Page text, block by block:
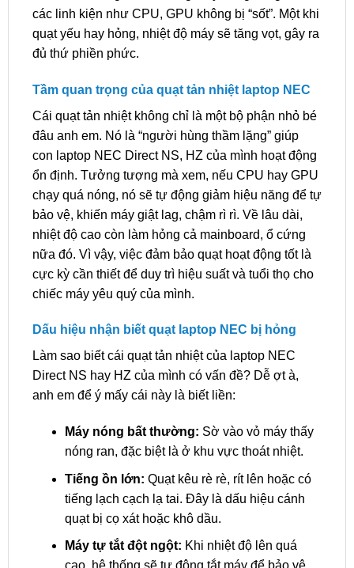
các linh kiện như CPU, GPU không bị “sốt”. Một khi
quạt yếu hay hỏng, nhiệt độ máy sẽ tăng vọt, gây ra
đủ thứ phiền phức.
Tầm quan trọng của quạt tản nhiệt laptop NEC
Cái quạt tản nhiệt không chỉ là một bộ phận nhỏ bé
đâu anh em. Nó là “người hùng thầm lặng” giúp
con laptop NEC Direct NS, HZ của mình hoạt động
ổn định. Tưởng tượng mà xem, nếu CPU hay GPU
chạy quá nóng, nó sẽ tự động giảm hiệu năng để tự
bảo vệ, khiến máy giật lag, chậm rì rì. Về lâu dài,
nhiệt độ cao còn làm hỏng cả mainboard, ổ cứng
nữa đó. Vì vậy, việc đảm bảo quạt hoạt động tốt là
cực kỳ cần thiết để duy trì hiệu suất và tuổi thọ cho
chiếc máy yêu quý của mình.
Dấu hiệu nhận biết quạt laptop NEC bị hỏng
Làm sao biết cái quạt tản nhiệt của laptop NEC
Direct NS hay HZ của mình có vấn đề? Dễ ợt à,
anh em để ý mấy cái này là biết liền:
Máy nóng bất thường: Sờ vào vỏ máy thấy
nóng ran, đặc biệt là ở khu vực thoát nhiệt.
Tiếng ồn lớn: Quạt kêu rè rè, rít lên hoặc có
tiếng lạch cạch lạ tai. Đây là dấu hiệu cánh
quạt bị cọ xát hoặc khô dầu.
Máy tự tắt đột ngột: Khi nhiệt độ lên quá